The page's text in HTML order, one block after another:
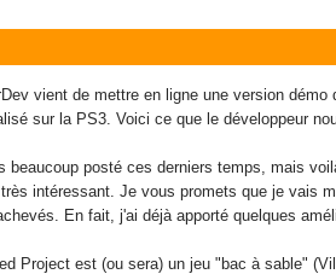
vient de mettre en ligne une version
sur la PS3. Voici ce que le développeur
beaucoup posté ces derniers temps, mais
intéressant. Je vous promets que je vais
En fait, j'ai déjà apporté quelques
Project est (ou sera) un jeu "bac à sable"